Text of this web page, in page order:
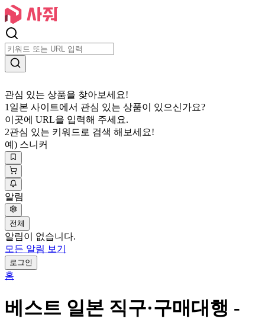
관심 있는 상품을 찾아보세요!
1 일본 사이트에서 관심 있는 상품이 있으신가요?
이곳에 URL을 입력해 주세요.
2관심 있는 키워드로 검색 해보세요!
예) 스니커
알림
전체
알림이 없습니다.
모든 알림 보기
로그인
홈
베스트 일본 직구·구매대행 -